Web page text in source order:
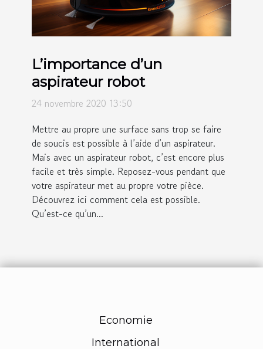
L’importance d’un
aspirateur robot
24 novembre 2020 13:50
Mettre au propre une surface sans trop se faire
de soucis est possible à l’aide d’un aspirateur.
Mais avec un aspirateur robot, c’est encore plus
facile et très simple. Reposez-vous pendant que
votre aspirateur met au propre votre pièce.
Découvrez ici comment cela est possible.
Qu’est-ce qu’un...
Economie
International